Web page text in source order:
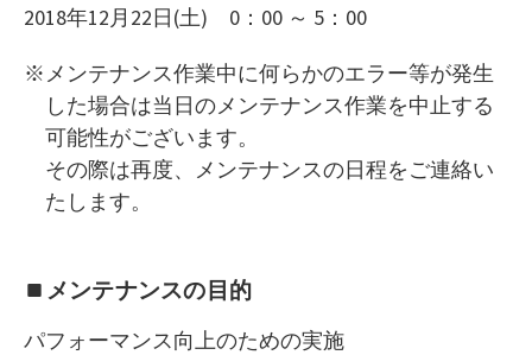
2018年12月22日(土) 0：00 ～ 5：00
メンテナンス作業中に何らかのエラー等が発生
した場合は当日のメンテナンス作業を中止する
可能性がございます。
その際は再度、メンテナンスの日程をご連絡い
たします。
メンテナンスの目的
パフォーマンス向上のための実施